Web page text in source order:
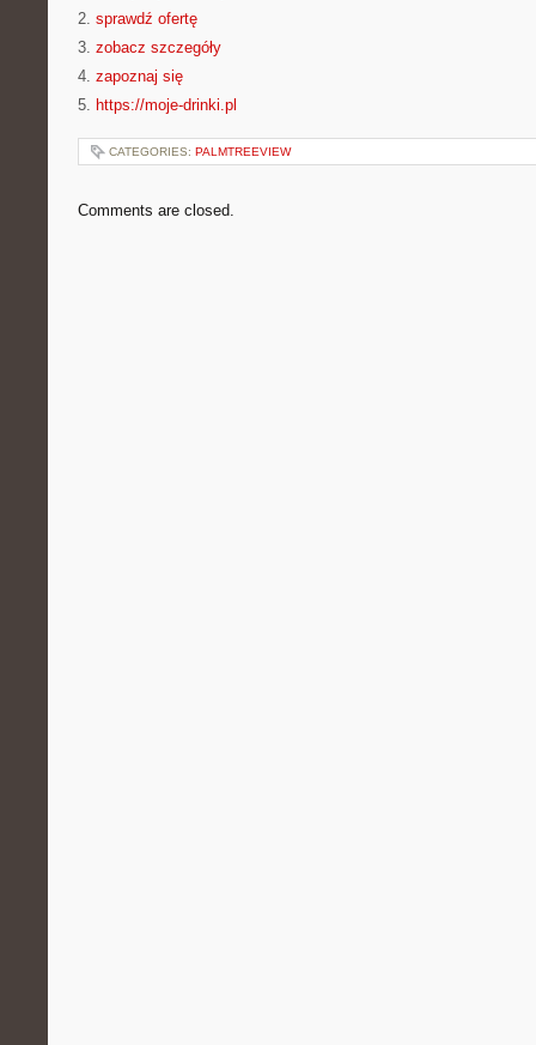
2. sprawdź ofertę
3. zobacz szczegóły
4. zapoznaj się
5. https://moje-drinki.pl
CATEGORIES: PALMTREEVIEW
Comments are closed.